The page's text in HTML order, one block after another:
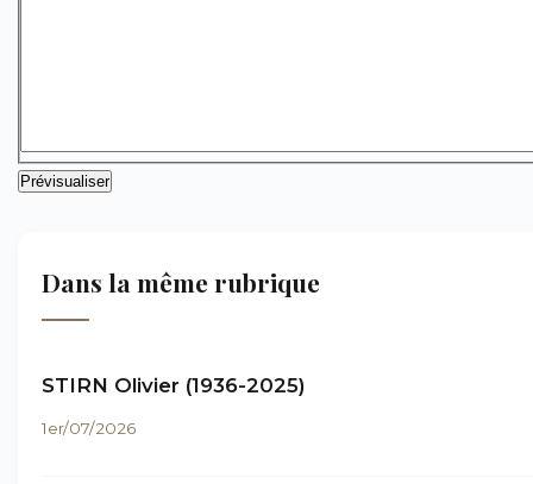
Dans la même rubrique
STIRN Olivier (1936-2025)
1er/07/2026